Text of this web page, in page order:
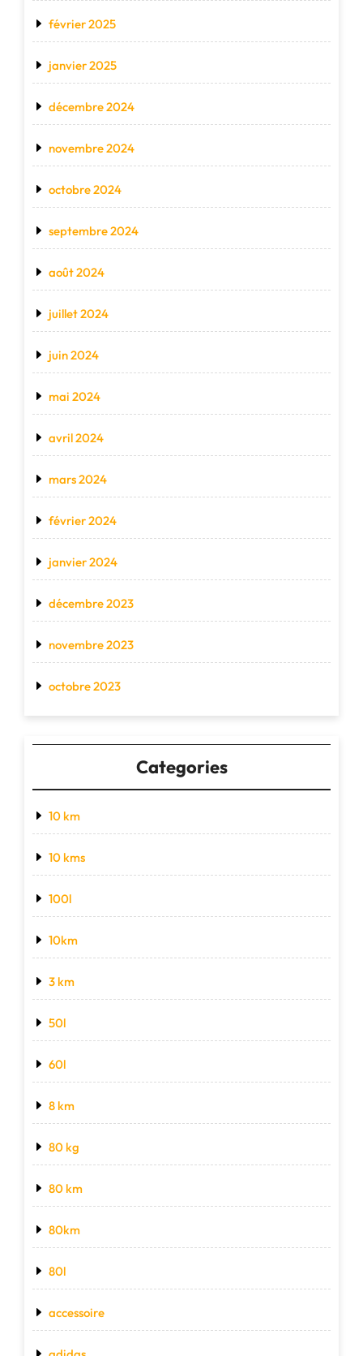
février 2025
janvier 2025
décembre 2024
novembre 2024
octobre 2024
septembre 2024
août 2024
juillet 2024
juin 2024
mai 2024
avril 2024
mars 2024
février 2024
janvier 2024
décembre 2023
novembre 2023
octobre 2023
Categories
10 km
10 kms
100l
10km
3 km
50l
60l
8 km
80 kg
80 km
80km
80l
accessoire